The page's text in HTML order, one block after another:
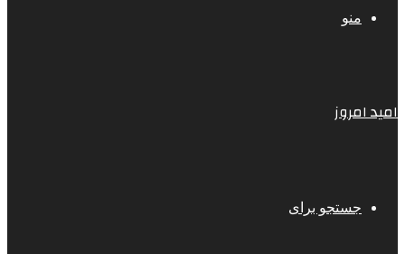
منو
امید امروز
جستجو برای